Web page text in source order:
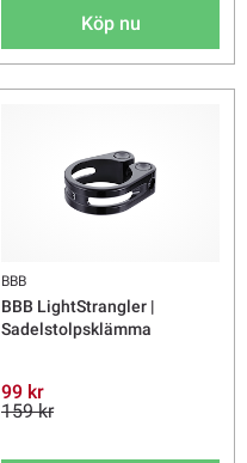
Köp nu
BBB
BBB LightStrangler |
Sadelstolpsklämma
99 kr
159 kr